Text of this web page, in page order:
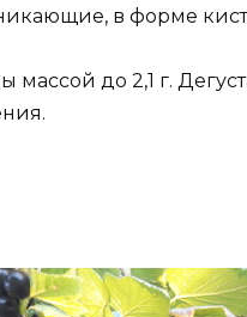
в форме
массой до 2,1 г.